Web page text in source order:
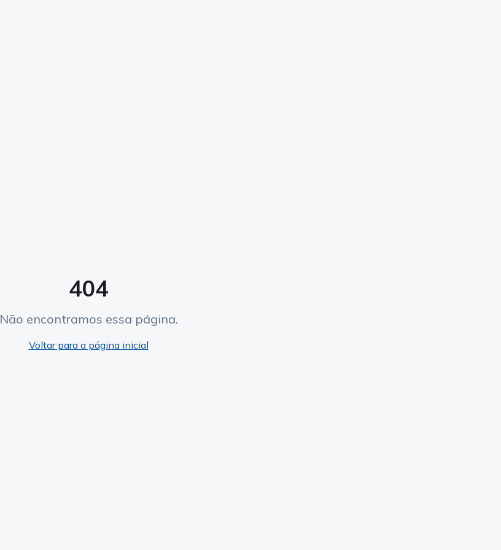
404
Não encontramos essa página.
Voltar para a página inicial